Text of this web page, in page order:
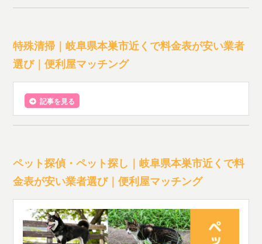
特殊清掃｜岐阜県本巣市近くで料金表が安い業者
選び｜便利屋マッチング
記事を見る
ペット探偵・ペット探し｜岐阜県本巣市近くで料
金表が安い業者選び｜便利屋マッチング